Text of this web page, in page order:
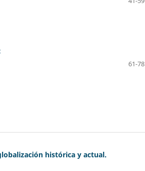
61-78
histórica y actual.